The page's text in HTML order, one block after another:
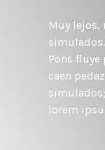
Muy lejos,
Pons
caen
lorem